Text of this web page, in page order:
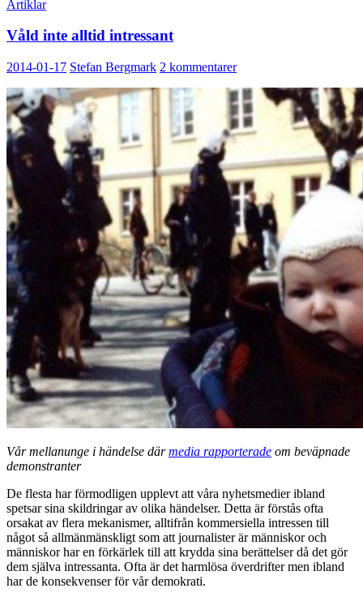
Artiklar
Våld inte alltid intressant
2014-01-17 Stefan Bergmark 2 kommentarer
Vår mellanunge i händelse därmedia rapporterade om beväpnade
demonstranter
De flesta har förmodligen upplevt att våra nyhetsmedier ibland
spetsar sina skildringar av olika händelser. Detta är förstås ofta
orsakat av flera mekanismer, alltifrån kommersiella intressen till
något så allmänmänskligt som att journalister är människor och
människor har en förkärlek till att krydda sina berättelser då det gör
dem själva intressanta. Ofta är det harmlösa överdrifter men ibland
har de konsekvenser för vår demokrati.